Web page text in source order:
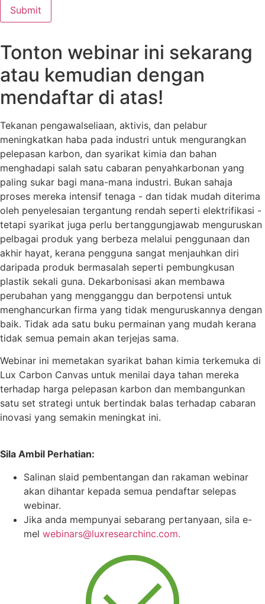
Tonton webinar ini sekarang
atau kemudian dengan
mendaftar di atas!
Tekanan pengawalseliaan, aktivis, dan pelabur
meningkatkan haba pada industri untuk mengurangkan
pelepasan karbon, dan syarikat kimia dan bahan
menghadapi salah satu cabaran penyahkarbonan yang
paling sukar bagi mana-mana industri. Bukan sahaja
proses mereka intensif tenaga - dan tidak mudah diterima
oleh penyelesaian tergantung rendah seperti elektrifikasi -
tetapi syarikat juga perlu bertanggungjawab menguruskan
pelbagai produk yang berbeza melalui penggunaan dan
akhir hayat, kerana pengguna sangat menjauhkan diri
daripada produk bermasalah seperti pembungkusan
plastik sekali guna. Dekarbonisasi akan membawa
perubahan yang mengganggu dan berpotensi untuk
menghancurkan firma yang tidak menguruskannya dengan
baik. Tidak ada satu buku permainan yang mudah kerana
tidak semua pemain akan terjejas sama.
Webinar ini memetakan syarikat bahan kimia terkemuka di
Lux Carbon Canvas untuk menilai daya tahan mereka
terhadap harga pelepasan karbon dan membangunkan
satu set strategi untuk bertindak balas terhadap cabaran
inovasi yang semakin meningkat ini.
Sila Ambil Perhatian:
Salinan slaid pembentangan dan rakaman webinar
akan dihantar kepada semua pendaftar selepas
webinar.
Jika anda mempunyai sebarang pertanyaan, sila e-
mel webinars@luxresearchinc.com.